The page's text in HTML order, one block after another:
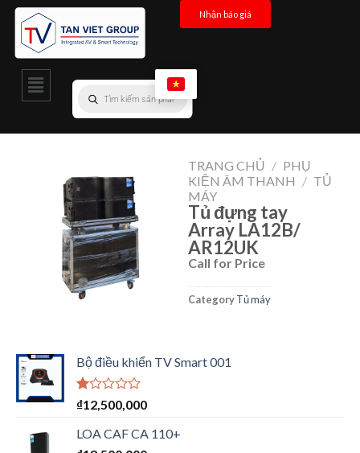
Nhận báo giá
TRANG CHỦ / PHỤ
KIỆN ÂM THANH / TỦ
MÁY
Tủ đựng tay
Array LA12B/
AR12UK
Call for Price
CategoryTủ máy
Bộ điều khiển TV Smart 001
Được
hạng
1.00
₫12,500,000
LOA CAF CA 110+